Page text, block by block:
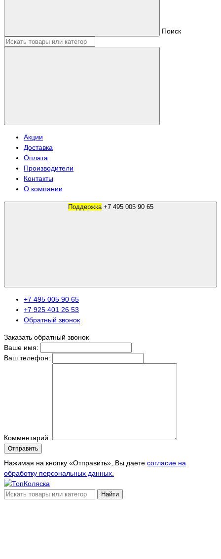
Поиск
Акции
Доставка
Оплата
Производители
Контакты
О компании
Поддержка +7 495 005 90 65
+7 495 005 90 65
+7 925 401 26 53
Обратный звонок
Заказать обратный звонок
Ваше имя:
Ваш телефон:
Комментарий:
Отправить
Нажимая на кнопку «Отправить», Вы даете согласие на
обработку персональных данных.
Найти